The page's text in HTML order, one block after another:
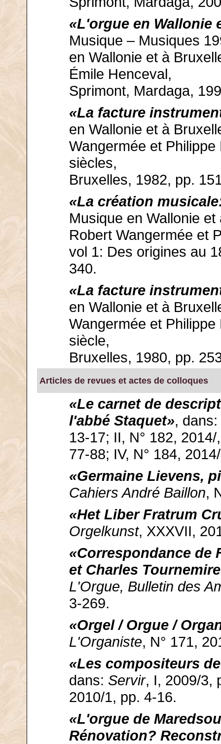
«L'orgue en Wallonie
Musique – Musiques
en Wallonie et à
Émile Henceval,
Sprimont, Mardaga,
«La facture
en Wallonie et à
Wangermée et
siècles,
Bruxelles, 1982, pp.
«La création
Musique en Wallonie
Robert Wangermée et
vol 1: Des origines au
340.
«La facture
en Wallonie et à
Wangermée et
siècle,
Bruxelles, 1980, pp.
Articles de revues et actes de colloques
«Le carnet de
l'abbé Staquet», dans:
13-17; II, N° 182,
77-88; IV, N° 184,
«Germaine Lievens,
Cahiers André Baillon,
«Het Liber Fratrum
Orgelkunst, XXXVII,
«Correspondance de
et Charles
L'Orgue, Bulletin des
3-269.
«Orgel / Orgue /
L'Organiste, N° 171,
«Les compositeurs
dans: Servir, I, 2009/3,
2010/1, pp. 4-16.
«L'orgue de
Rénovation?